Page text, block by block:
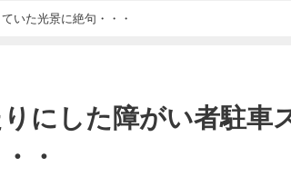
いた光景に絶句・・・
にした障がい者駐車
・